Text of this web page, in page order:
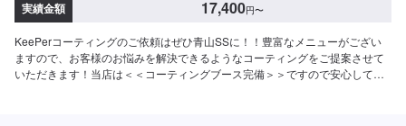
ンチ）13,900円（20インチ〜）【ダブル】（作業時間：2時間〜）分厚い2層
のガラス被膜15,500円（〜15インチ）17,600円（16〜19インチ）20,900円
（20インチ〜）※作業時間は効果時間も含みます。◉エンジンルームクリーン
&プロテクト（作業時間：30分〜）エンジンルームにこびりついた汚れをき
れいにして専用のコーティングで守ります。5,340円（全車種）
年耐久）⚪︎施工価格（車サイズ）72,200円（SSサイズ）79,900円（Sサイ
131,400円（XLサイズ）＜＜コーティングオプション＞＞◉鉄粉取り（軽度の
場合）ザラついた鉄粉を取り除きます。⚪︎施工価格（車サイズ）2,750円
（SSサイズ）2,970円（Sサイズ）3,310円（Mサイズ）3,620円（Lサイズ）
実績金額 17,400円〜
KeePerコーティングのご依頼はぜひ青山SSに！！豊富なメニューがござい
ますので、お客様のお悩みを解決できるようなコーティングをご提案させて
いただきます！当店は＜＜コーティングブース完備＞＞ですので安心してコ